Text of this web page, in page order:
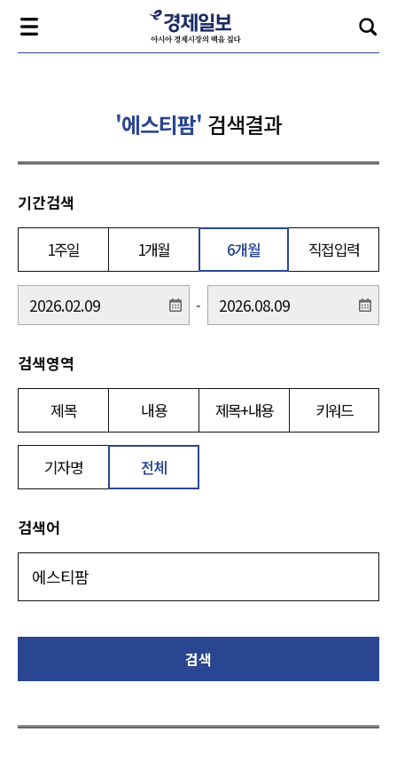
'에스티팜' 검색결과
기간검색
1주일 1개월 6개월 직접입력
-
검색영역
제목 내용 제목+내용 키워드
기자명 전체
검색어
검색